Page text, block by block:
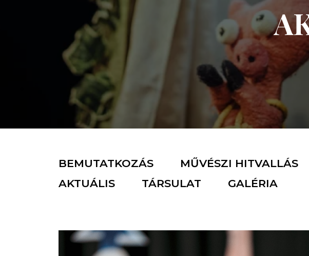
BEMUTATKOZÁS MŰVÉSZI HITVALLÁS
AKTUÁLIS
TÁRSULAT GALÉRIA